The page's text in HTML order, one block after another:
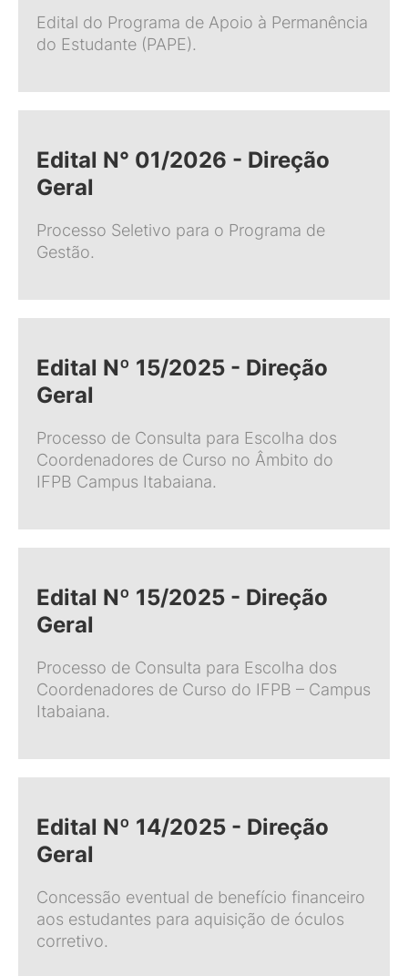
Edital do Programa de Apoio à Permanência
do Estudante (PAPE).
Edital N° 01/2026 - Direção
Geral
Processo Seletivo para o Programa de
Gestão.
Edital Nº 15/2025 - Direção
Geral
Processo de Consulta para Escolha dos
Coordenadores de Curso no Âmbito do
IFPB Campus Itabaiana.
Edital Nº 15/2025 - Direção
Geral
Processo de Consulta para Escolha dos
Coordenadores de Curso do IFPB – Campus
Itabaiana.
Edital Nº 14/2025 - Direção
Geral
Concessão eventual de benefício financeiro
aos estudantes para aquisição de óculos
corretivo.